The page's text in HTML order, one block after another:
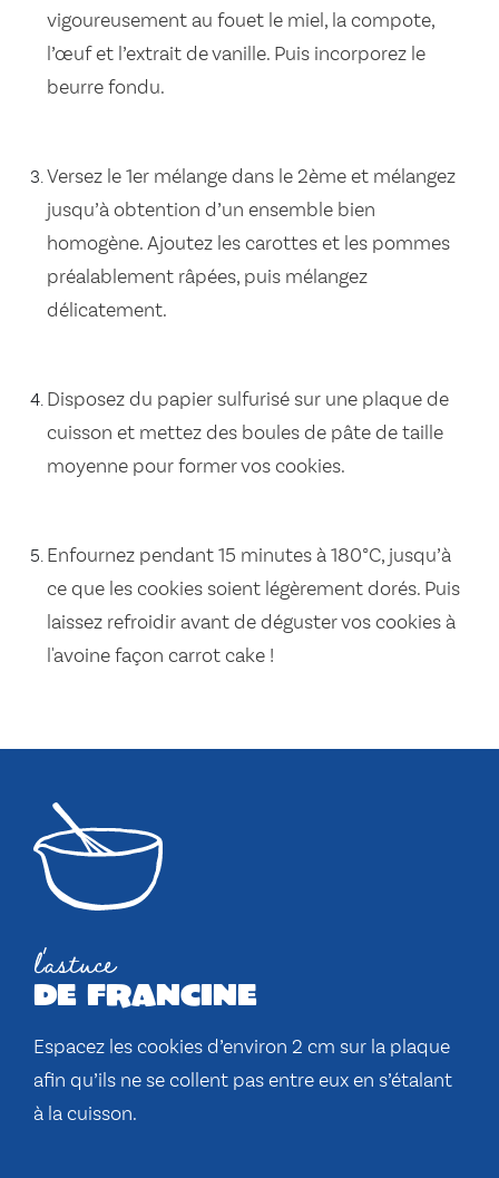
vigoureusement au fouet le miel, la compote,
l’œuf et l’extrait de vanille. Puis incorporez le
beurre fondu.
Versez le 1er mélange dans le 2ème et mélangez
jusqu’à obtention d’un ensemble bien
homogène. Ajoutez les carottes et les pommes
préalablement râpées, puis mélangez
délicatement.
Disposez du papier sulfurisé sur une plaque de
cuisson et mettez des boules de pâte de taille
moyenne pour former vos cookies.
Enfournez pendant 15 minutes à 180°C, jusqu’à
ce que les cookies soient légèrement dorés. Puis
laissez refroidir avant de déguster vos cookies à
l'avoine façon carrot cake !
l'astuce
de francine
Espacez les cookies d’environ 2 cm sur la plaque
afin qu’ils ne se collent pas entre eux en s’étalant
à la cuisson.